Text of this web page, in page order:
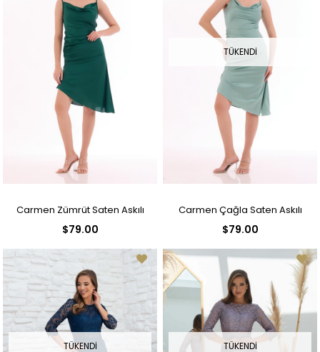
Carmen Zümrüt Saten Askılı
$79.00
TÜKENDI
Carmen Çağla Saten Askılı
$79.00
TÜKENDI TÜKENDI